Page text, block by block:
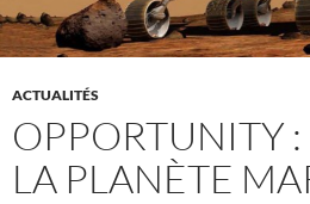
ACTUALITÉS
OPPORTUNITY :
LA PLANÈTE